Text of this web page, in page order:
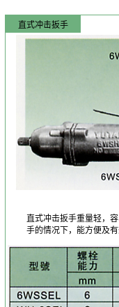
直式冲击扳手
直式冲击扳手重量轻，
手的情况下，能方便及